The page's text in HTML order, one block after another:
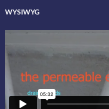
WYSIWYG